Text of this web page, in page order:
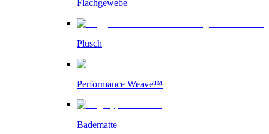
Flachgewebe
Plüsch
Performance Weave™
Badematte